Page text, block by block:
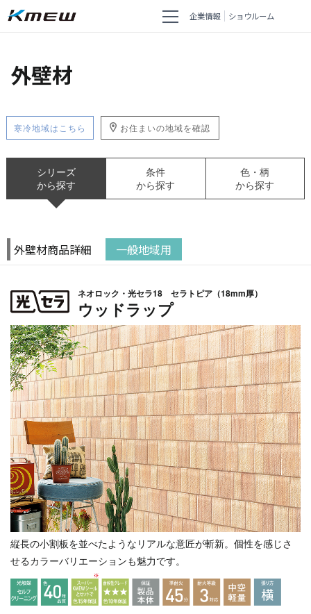
企業情報 ショウルーム
外壁材
寒冷地域はこちら お住まいの地域を確認
シリーズ
から探す
条件
から探す
色・柄
から探す
外壁材商品詳細 一般地域用
ネオロック・光セラ18 セラトピア（18mm厚）
ウッドラップ
縦長の小割板を並べたようなリアルな意匠が斬新。個性を感じさ
せるカラーバリエーションも魅力です。